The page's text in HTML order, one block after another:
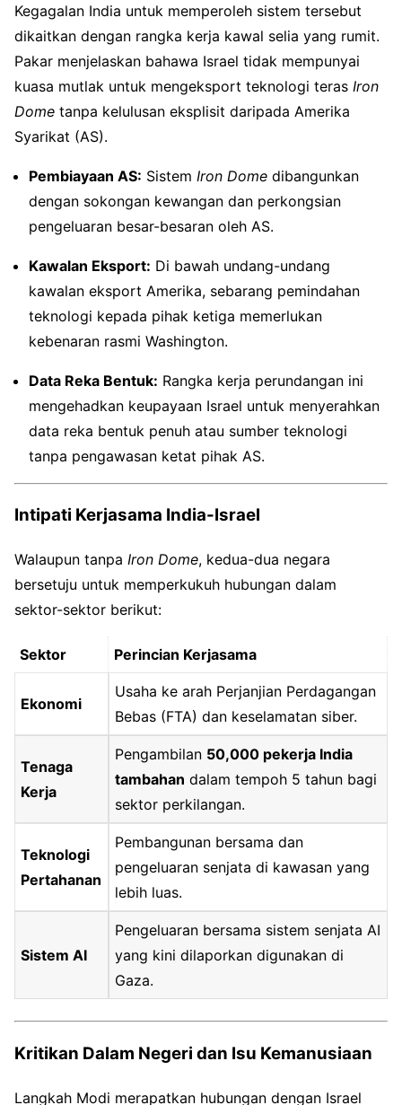
Kegagalan India untuk memperoleh sistem tersebut
dikaitkan dengan rangka kerja kawal selia yang rumit.
Pakar menjelaskan bahawa Israel tidak mempunyai
kuasa mutlak untuk mengeksport teknologi teras Iron
Dome tanpa kelulusan eksplisit daripada Amerika
Syarikat (AS).
Pembiayaan AS: Sistem Iron Dome dibangunkan
dengan sokongan kewangan dan perkongsian
pengeluaran besar-besaran oleh AS.
Kawalan Eksport: Di bawah undang-undang
kawalan eksport Amerika, sebarang pemindahan
teknologi kepada pihak ketiga memerlukan
kebenaran rasmi Washington.
Data Reka Bentuk: Rangka kerja perundangan ini
mengehadkan keupayaan Israel untuk menyerahkan
data reka bentuk penuh atau sumber teknologi
tanpa pengawasan ketat pihak AS.
Intipati Kerjasama India-Israel
Walaupun tanpa Iron Dome, kedua-dua negara
bersetuju untuk memperkukuh hubungan dalam
sektor-sektor berikut:
Sektor Perincian Kerjasama
Ekonomi
Usaha ke arah Perjanjian Perdagangan
Bebas (FTA) dan keselamatan siber.
Tenaga
Kerja
Pengambilan 50,000 pekerja India
tambahan dalam tempoh 5 tahun bagi
sektor perkilangan.
Teknologi
Pertahanan
Pembangunan bersama dan
pengeluaran senjata di kawasan yang
lebih luas.
Sistem AI
Pengeluaran bersama sistem senjata AI
yang kini dilaporkan digunakan di
Gaza.
Kritikan Dalam Negeri dan Isu Kemanusiaan
Langkah Modi merapatkan hubungan dengan Israel